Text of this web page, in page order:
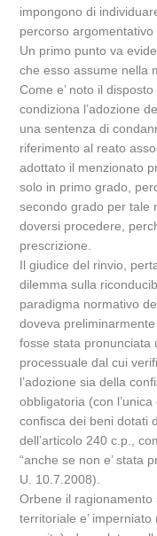
impongono di
percorso
Un primo punto va
che esso assume nella
Come e’ noto il
condiziona l’adozione
una sentenza di
riferimento al reato
adottato il menzionato
solo in primo grado,
secondo grado per tale
doversi procedere,
prescrizione.
Il giudice del rinvio,
dilemma sulla
paradigma normativo
doveva
fosse stata pronunciata
processuale dal cui
l’adozione sia della
obbligatoria (con
confisca dei beni dotati
dell’articolo 240 c.p.,
“anche se non e’ stata
U. 10.7.2008).
Orbene il
territoriale e’ imperniato